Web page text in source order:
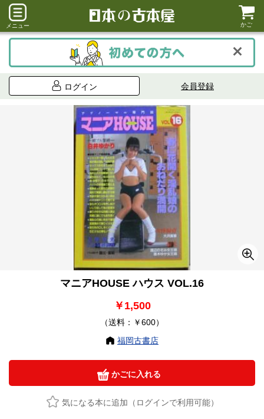
メニュー かご
ログイン 会員登録
マニアHOUSE ハウス VOL.16
￥1,500
（送料：￥600）
福岡古書店
かごに入れる
気になる本に追加（ログインで利用可能）